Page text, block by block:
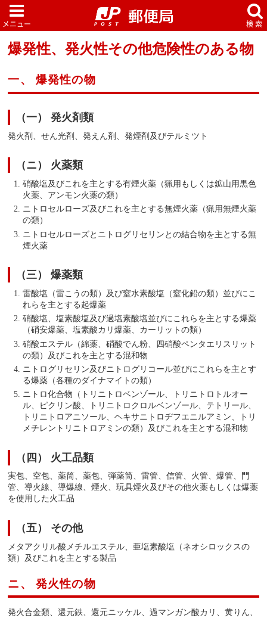
爆発性、発火性その他危険性のある物
一、 爆発性の物
（一） 発火剤類
発火剤、せん光剤、発えん剤、発煙剤及びテルミツト
（ニ） 火薬類
硝酸塩及びこれを主とする有煙火薬（猟用もしくは鉱山用黒色
火薬、アンモン火薬の類）
ニトロセルローズ及びこれを主とする無煙火薬（猟用無煙火薬
の類）
ニトロセルローズとニトログリセリンとの結合物を主とする無
煙火薬
（三） 爆薬類
雷酸塩（雷こうの類）及び窒水素酸塩（窒化鉛の類）並びにこ
れらを主とする起爆薬
硝酸塩、塩素酸塩及び過塩素酸塩並びにこれらを主とする爆薬
（硝安爆薬、塩素酸カリ爆薬、カーリットの類）
硝酸エステル（綿薬、硝酸でん粉、四硝酸ペンタエリスリット
の類）及びこれを主とする混和物
ニトログリセリン及びニトログリコール並びにこれらを主とす
る爆薬（各種のダイナマイトの類）
ニトロ化合物（トリニトロベンゾール、トリニトロトルオー
ル、ピクリン酸、トリニトロクロルベンゾール、テトリール、
トリニトロアニソール、ヘキサニトロヂフエニルアミン、トリ
メチレントリニトロアミンの類）及びこれを主とする混和物
（四） 火工品類
実包、空包、薬筒、薬包、弾薬筒、雷管、信管、火管、爆管、門
管、導火線、導爆線、煙火、玩具煙火及びその他火薬もしくは爆薬
を使用した火工品
（五） その他
メタアクリル酸メチルエステル、亜塩素酸塩（ネオシロックスの
類）及びこれを主とする製品
ニ、 発火性の物
発火合金類、還元鉄、還元ニッケル、過マンガン酸カリ、黄りん、